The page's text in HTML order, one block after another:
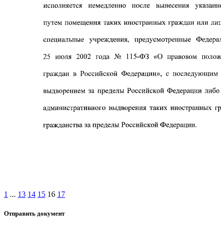
1 ... 13 14 15 16 17
Отправить документ